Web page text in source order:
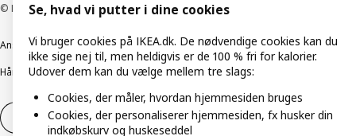
© Inter IKEA Systems B.V. 1999-2026
Ansvarlig rapporteringCookiepolitikDigital tilgængelighed
Håndtering af persondataSalgs- og leveringsbetingelser
Fortryd dit køb Fortryd dit køb af service
Se, hvad vi putter i dine cookies
Vi bruger cookies på IKEA.dk. De nødvendige cookies kan du
ikke sige nej til, men heldigvis er de 100 % fri for kalorier.
Udover dem kan du vælge mellem tre slags:
Cookies, der måler, hvordan hjemmesiden bruges
Cookies, der personaliserer hjemmesiden, fx husker din
indkøbskurv og huskeseddel